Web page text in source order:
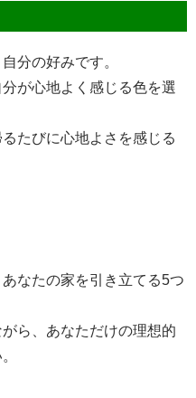
分の好みです。
が心地よく感じる色を選
たびに心地よさを感じる
なたの家を引き立てる5つ
ら、あなただけの理想的